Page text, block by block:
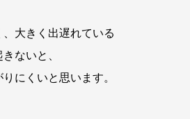
大きく出遅れている
ないと、
にくいと思います。